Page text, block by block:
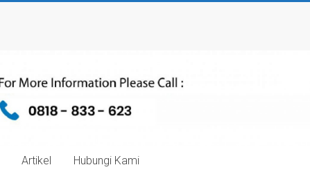
Artikel Hubungi Kami